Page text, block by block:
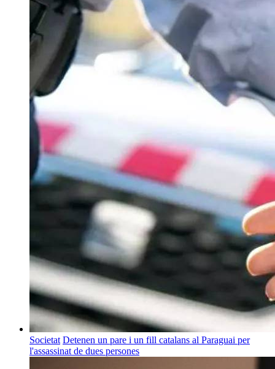
Societat Detenen un pare i un fill catalans al Paraguai per
l'assassinat de dues persones